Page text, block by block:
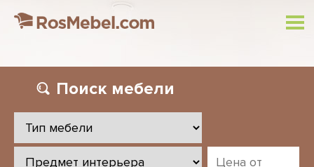
Поиск мебели